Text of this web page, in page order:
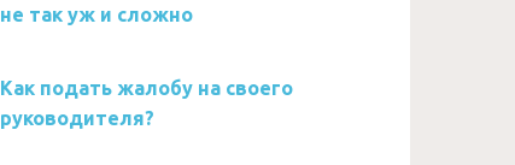
не так уж и сложно
Как подать жалобу на своего
руководителя?